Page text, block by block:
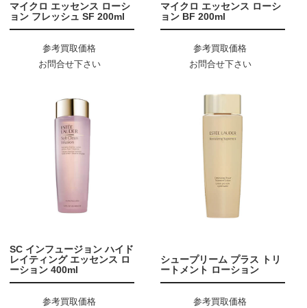
マイクロ エッセンス ローシ
ョン フレッシュ SF 200ml
参考買取価格
お問合せ下さい
マイクロ エッセンス ローシ
ョン BF 200ml
参考買取価格
お問合せ下さい
SC インフュージョン ハイド
レイティング エッセンス ロ
ーション 400ml
参考買取価格
シュープリーム プラス トリ
ートメント ローション
参考買取価格